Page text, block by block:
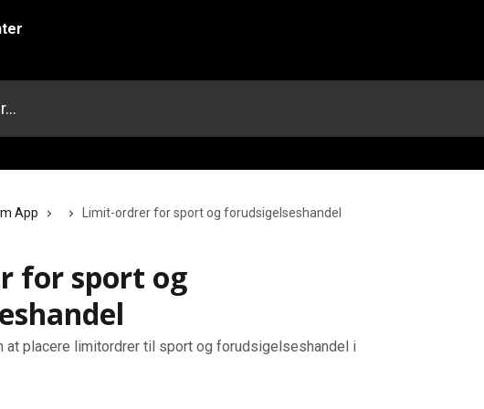
App Limit-ordrer for sport og forudsigelseshandel
for sport og
at placere limitordrer til sport og forudsigelseshandel i